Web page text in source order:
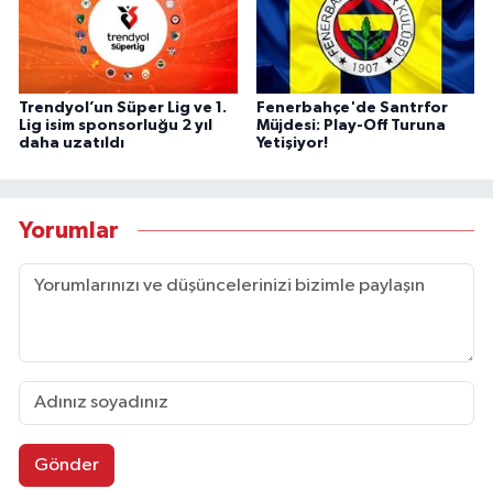
Trendyol’un Süper Lig ve 1.
Lig isim sponsorluğu 2 yıl
daha uzatıldı
Fenerbahçe'de Santrfor
Müjdesi: Play-Off Turuna
Yetişiyor!
Yorumlar
Gönder